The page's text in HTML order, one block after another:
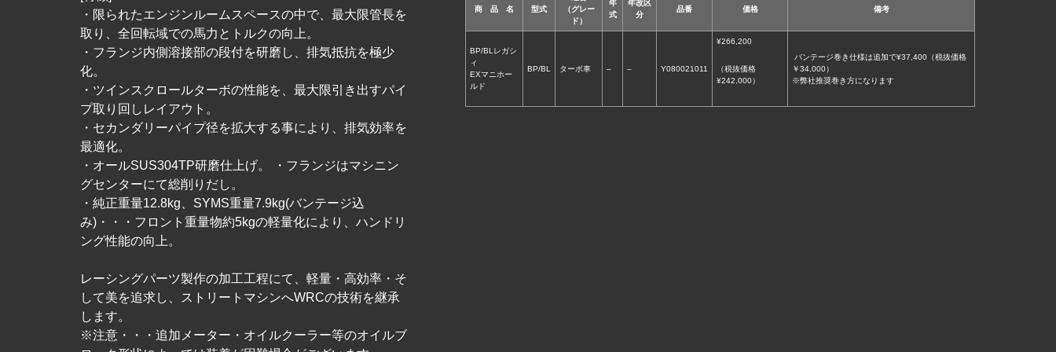
・限られたエンジンルームスペースの中で、最大限管長を
取り、全回転域での馬力とトルクの向上。
・フランジ内側溶接部の段付を研磨し、排気抵抗を極少
化。
・ツインスクロールターボの性能を、最大限引き出すパイ
プ取り回しレイアウト。
・セカンダリーパイプ径を拡大する事により、排気効率を
最適化。
・オールSUS304TP研磨仕上げ。 ・フランジはマシニン
グセンターにて総削りだし。
・純正重量12.8kg、SYMS重量7.9kg(バンテージ込
み)・・・フロント重量物約5kgの軽量化により、ハンドリ
ング性能の向上。
レーシングパーツ製作の加工工程にて、軽量・高効率・そ
して美を追求し、ストリートマシンへWRCの技術を継承
します。
※注意・・・追加メーター・オイルクーラー等のオイルブ
商 品 名 型式
（グレー
ド）
年
式
年改区
分
品番 価格 備考
BP/BLレガシ
ィ
EXマニホー
ルド
BP/BL ターボ車 – – Y080021011
¥266,200
（税抜価格
¥242,000）
バンテージ巻き仕様は追加で¥37,400（税抜価格
￥34,000）
※弊社推奨巻き方になります